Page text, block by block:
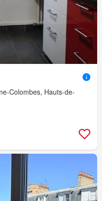
Colombes, Hauts-de-